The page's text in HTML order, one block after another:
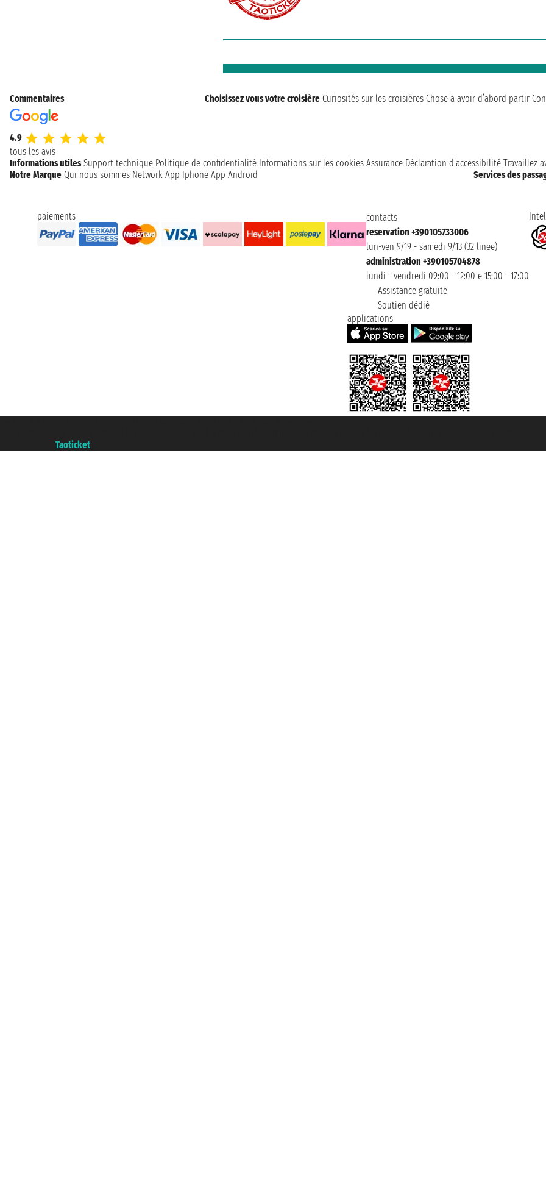
Commentaires
4.9
tous les avis
Choisissez vous votre croisière Curiosités sur les croisières Chose à avoir d’abord partir
Informations utiles Support technique Politique de confidentialité Informations sur les cookies Assurance Déclaration d’accessibilité Travaillez
Notre Marque Qui nous sommes Network App Iphone App Android Services des
paiements
contacts
reservation +390105733006
lun-ven 9/19 - samedi 9/13 (32 linee)
administration +390105704878
lundi - vendredi 09:00 - 12:00 e 15:00 - 17:00
Assistance gratuite
Soutien dédié
applications
Taoticket